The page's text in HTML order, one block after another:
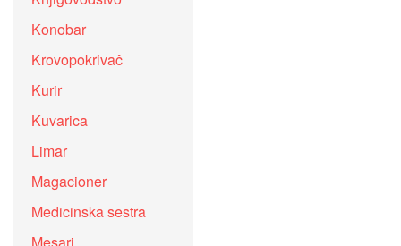
Konobar
Krovopokrivač
Kurir
Kuvarica
Limar
Magacioner
Medicinska sestra